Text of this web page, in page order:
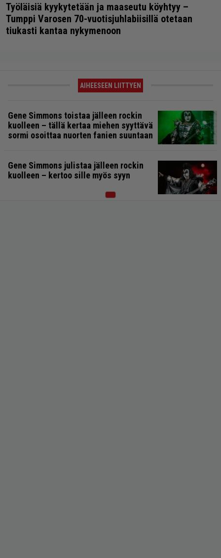
Työläisiä kyykytetään ja maaseutu köyhtyy –
Tumppi Varosen 70-vuotisjuhlabiisillä otetaan
tiukasti kantaa nykymenoon
AIHEESEEN LIITTYEN
Gene Simmons toistaa jälleen rockin
kuolleen – tällä kertaa miehen syyttävä
sormi osoittaa nuorten fanien suuntaan
Gene Simmons julistaa jälleen rockin
kuolleen – kertoo sille myös syyn